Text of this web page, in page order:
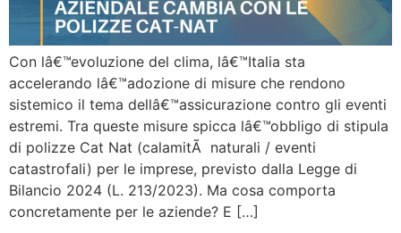
Con lâ€™evoluzione del clima, lâ€™Italia sta
accelerando lâ€™adozione di misure che rendono
sistemico il tema dellâ€™assicurazione contro gli eventi
estremi. Tra queste misure spicca lâ€™obbligo di stipula
di polizze Cat Nat (calamitÃ naturali / eventi
catastrofali) per le imprese, previsto dalla Legge di
Bilancio 2024 (L. 213/2023). Ma cosa comporta
concretamente per le aziende? E […]